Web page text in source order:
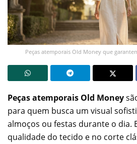
Peças atemporais Old Money que
Peças atemporais Old Money
para quem busca um visual
almoços ou festas durante o dia.
qualidade do tecido e no corte